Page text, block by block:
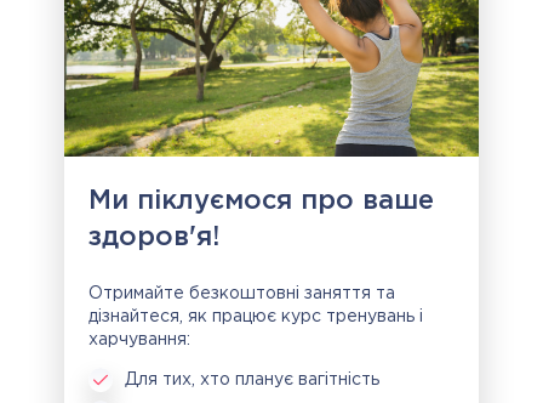
Ми піклуємося про ваше
здоров'я!
Отримайте безкоштовні заняття та
дізнайтеся, як працює курс тренувань і
харчування:
Для тих, хто планує вагітність